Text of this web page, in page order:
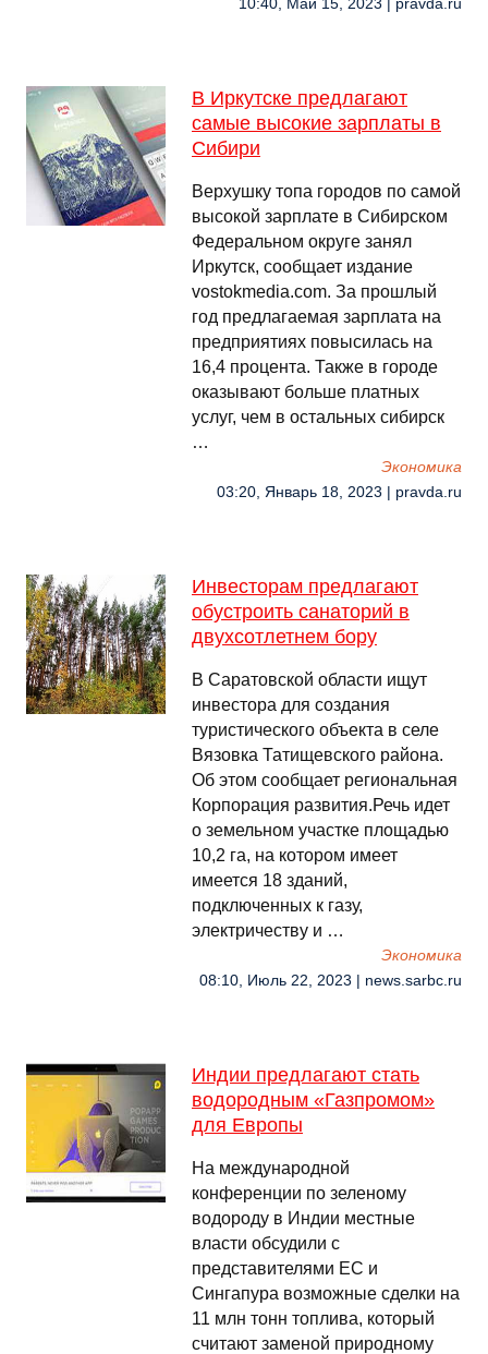
10:40, Май 15, 2023 | pravda.ru
В Иркутске предлагают
самые высокие зарплаты в
Сибири
Верхушку топа городов по самой
высокой зарплате в Сибирском
Федеральном округе занял
Иркутск, сообщает издание
vostokmedia.com. За прошлый
год предлагаемая зарплата на
предприятиях повысилась на
16,4 процента. Также в городе
оказывают больше платных
услуг, чем в остальных сибирск
…
Экономика
03:20, Январь 18, 2023 | pravda.ru
Инвесторам предлагают
обустроить санаторий в
двухсотлетнем бору
В Саратовской области ищут
инвестора для создания
туристического объекта в селе
Вязовка Татищевского района.
Об этом сообщает региональная
Корпорация развития.Речь идет
о земельном участке площадью
10,2 га, на котором имеет
имеется 18 зданий,
подключенных к газу,
электричеству и …
Экономика
08:10, Июль 22, 2023 | news.sarbc.ru
Индии предлагают стать
водородным «Газпромом»
для Европы
На международной
конференции по зеленому
водороду в Индии местные
власти обсудили с
представителями ЕС и
Сингапура возможные сделки на
11 млн тонн топлива, который
считают заменой природному